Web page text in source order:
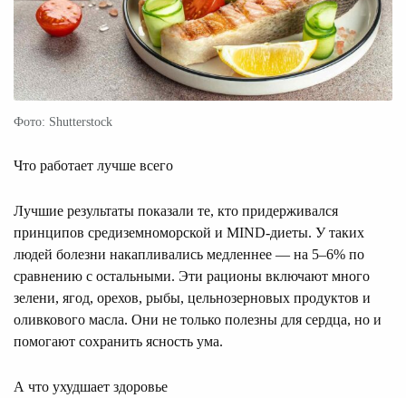
Фото: Shutterstock
Что работает лучше всего
Лучшие результаты показали те, кто придерживался
принципов средиземноморской и MIND-диеты. У таких
людей болезни накапливались медленнее — на 5–6% по
сравнению с остальными. Эти рационы включают много
зелени, ягод, орехов, рыбы, цельнозерновых продуктов и
оливкового масла. Они не только полезны для сердца, но и
помогают сохранить ясность ума.
А что ухудшает здоровье